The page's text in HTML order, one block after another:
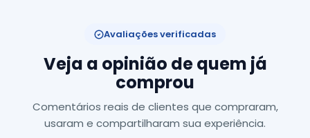
Avaliações verificadas
Veja a opinião de quem já
comprou
Comentários reais de clientes que compraram,
usaram e compartilharam sua experiência.